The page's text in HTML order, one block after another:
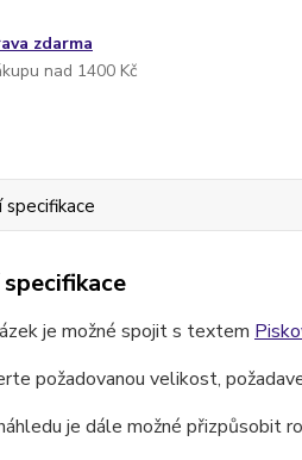
zdarma
nad 1400 Kč
je možné spojit s textem
požadovanou velikost,
je dále možné přizpůsobit